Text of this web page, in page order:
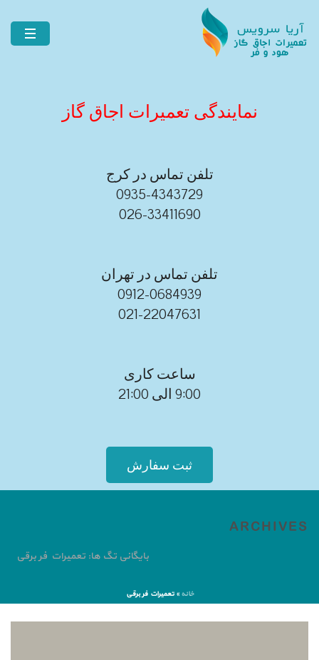
نمایندگی تعمیرات اجاق گاز
تلفن تماس در کرج
0935-4343729
026-33411690
تلفن تماس در تهران
0912-0684939
021-22047631
ساعت کاری
9:00 الی 21:00
ثبت سفارش
ARCHIVES
بایگانی تگ ها: تعمیرات فر برقی
خانه »تعمیرات فر برقی